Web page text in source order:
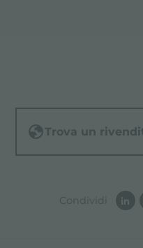
Trova un
Condividi